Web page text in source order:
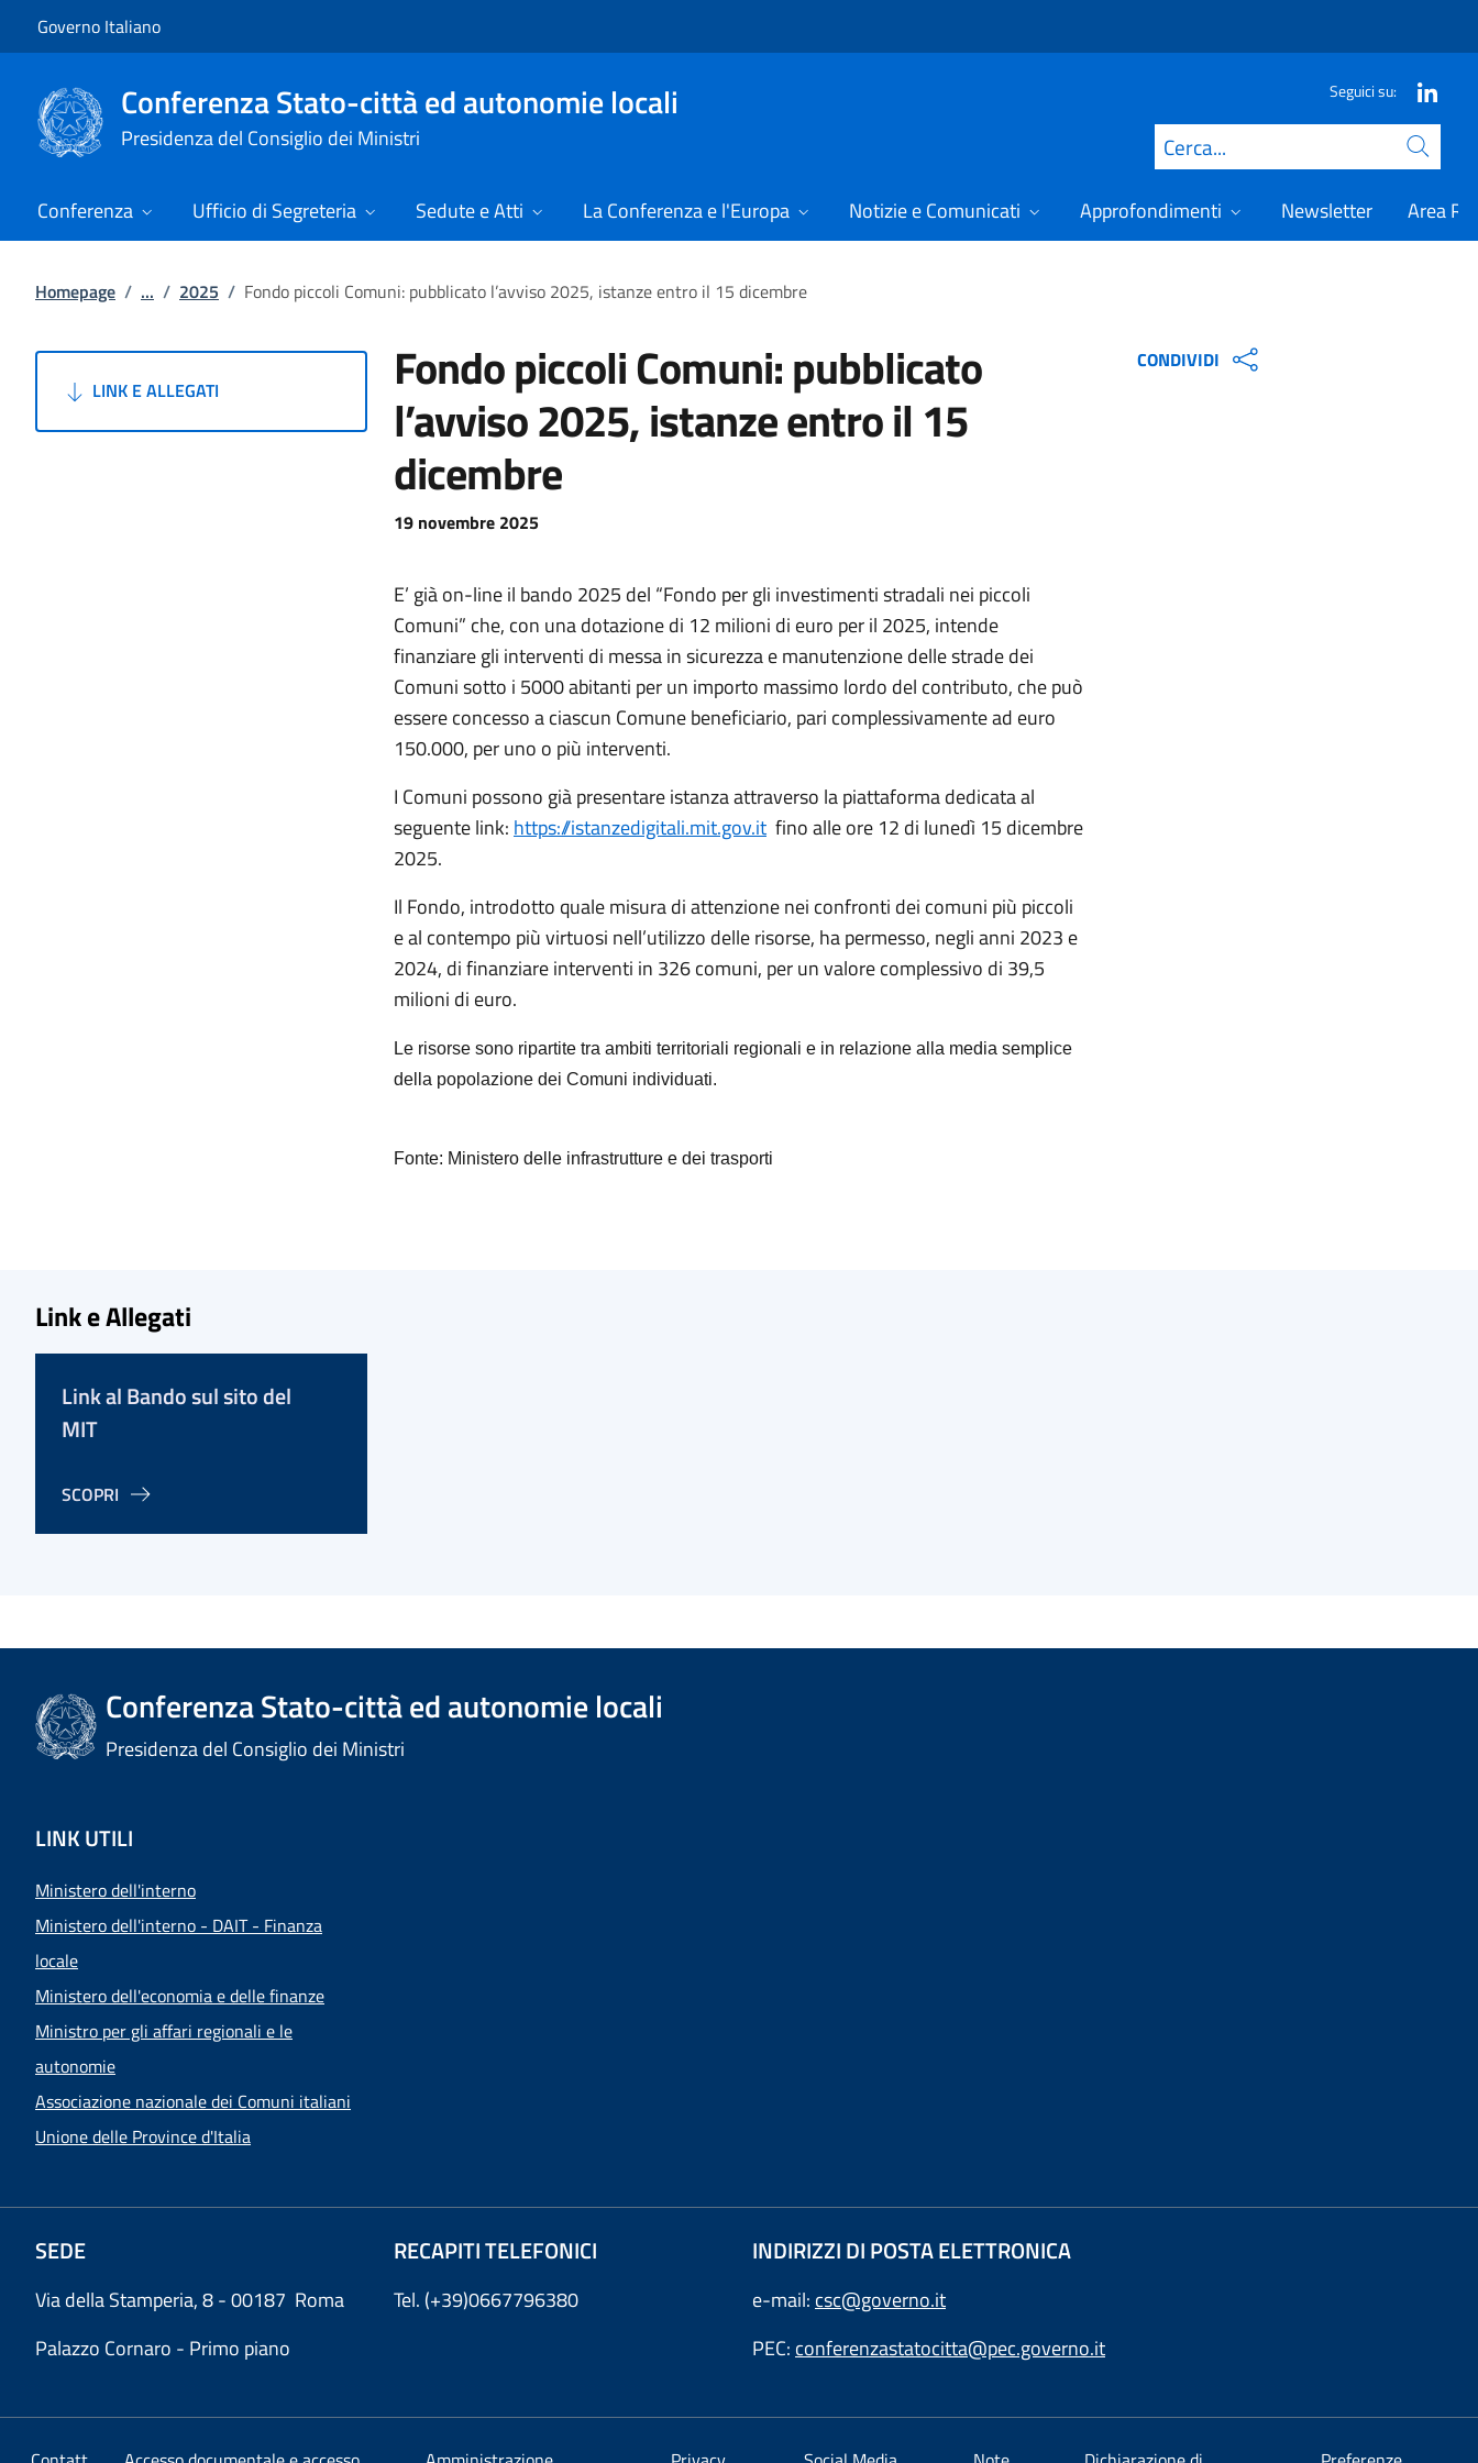
Governo Italiano
Conferenza Stato-città ed autonomie locali
Presidenza del Consiglio dei Ministri
Seguici su:
Cerca
Conferenza Ufficio di Segreteria Sedute e Atti La Conferenza e l'Europa Notizie e Comunicati Approfondimenti Newsletter Area
Homepage / ... / 2025 / Fondo piccoli Comuni: pubblicato l’avviso 2025, istanze entro il 15 dicembre
LINK E ALLEGATI Fondo piccoli Comuni: pubblicato
l’avviso 2025, istanze entro il 15
dicembre
19 novembre 2025
E’ già on-line il bando 2025 del “Fondo per gli investimenti stradali nei piccoli
Comuni” che, con una dotazione di 12 milioni di euro per il 2025, intende
finanziare gli interventi di messa in sicurezza e manutenzione delle strade dei
Comuni sotto i 5000 abitanti per un importo massimo lordo del contributo, che può
essere concesso a ciascun Comune beneficiario, pari complessivamente ad euro
150.000, per uno o più interventi.
I Comuni possono già presentare istanza attraverso la piattaforma dedicata al
seguente link: https://istanzedigitali.mit.gov.it fino alle ore 12 di lunedì 15 dicembre
2025.
Il Fondo, introdotto quale misura di attenzione nei confronti dei comuni più piccoli
e al contempo più virtuosi nell’utilizzo delle risorse, ha permesso, negli anni 2023 e
2024, di finanziare interventi in 326 comuni, per un valore complessivo di 39,5
milioni di euro.
Le risorse sono ripartite tra ambiti territoriali regionali e in relazione alla media semplice
della popolazione dei Comuni individuati.
Fonte: Ministero delle infrastrutture e dei trasporti
CONDIVIDI
Link e Allegati
Link al Bando sul sito del
MIT
SCOPRI
Conferenza Stato-città ed autonomie locali
Presidenza del Consiglio dei Ministri
LINK UTILI
Ministero dell'interno
Ministero dell'interno - DAIT - Finanza
locale
Ministero dell'economia e delle finanze
Ministro per gli affari regionali e le
autonomie
Associazione nazionale dei Comuni italiani
Unione delle Province d'Italia
SEDE
Via della Stamperia, 8 - 00187 Roma
Palazzo Cornaro - Primo piano
RECAPITI TELEFONICI
Tel. (+39)0667796380
INDIRIZZI DI POSTA ELETTRONICA
e-mail: csc@governo.it
PEC: conferenzastatocitta@pec.governo.it